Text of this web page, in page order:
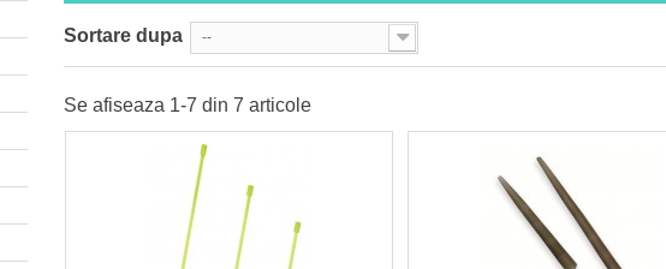
Sortare dupa --
Se afiseaza 1-7 din 7 articole